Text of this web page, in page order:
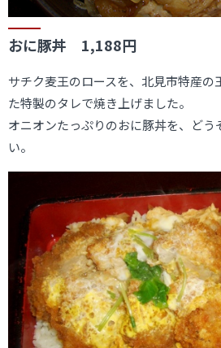
おに豚丼 1,188円
サチク麦王のロースを、北見市特産の
た特製のタレで焼き上げました。
オニオンたっぷりのおに豚丼を、どう
い。